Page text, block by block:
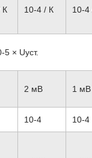
К 10-4 / К 10-4
-5 × Uуст.
2 мВ 1 мВ
10-4 10-4